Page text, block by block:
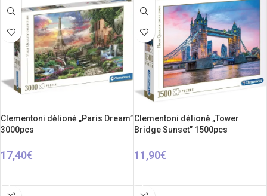
Clementoni dėlionė „Paris Dream”
3000pcs
17,40€
Clementoni dėlionė „Tower
Bridge Sunset” 1500pcs
11,90€